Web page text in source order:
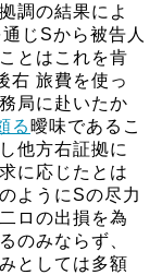
調の結果によ
じSから被告人
とはこれを肯
右 旅費を使っ
局に赴いたか
る 曖味であるこ
他方右証拠に
に応じたとは
ようにSの尽力
ロの出損を為
のみならず、
としては多額